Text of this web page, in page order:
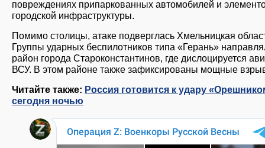
повреждениях припаркованных автомобилей и
городской инфраструктуры.
Помимо столицы, атаке подверглась Хмельницкая
Группы ударных беспилотников типа «Герань»
район города Староконстантинов, где дислоцируется
ВСУ. В этом районе также зафиксированы мощные
Читайте также: Россия готовится к удару
сегодня ночью